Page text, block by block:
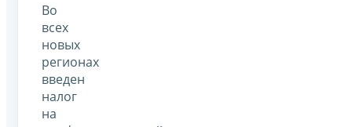
Во
всех
новых
регионах
введен
налог
на